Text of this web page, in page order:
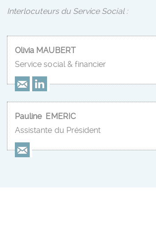
Interlocuteurs du Service Social :
Olivia MAUBERT
Service social & financier
Pauline EMERIC
Assistante du Président